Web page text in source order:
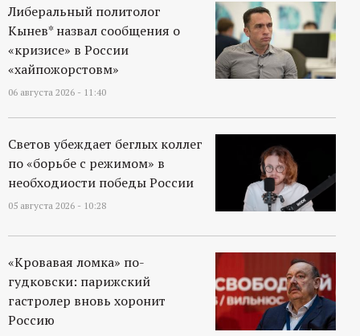
Либеральный политолог
Кынев* назвал сообщения о
«кризисе» в России
«хайпожорстовм»
06 августа 2026 - 11:40
Светов убеждает беглых коллег
по «борьбе с режимом» в
необходиости победы России
05 августа 2026 - 10:28
«Кровавая ломка» по-
гудковски: парижский
гастролер вновь хоронит
Россию